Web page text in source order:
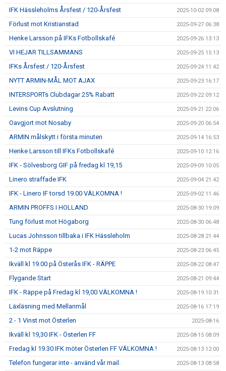
IFK Hässleholms Årsfest / 120-Årsfest 2025-10-02 09:08
Förlust mot Kristianstad 2025-09-27 06:38
Henke Larsson på IFKs Fotbollskafé 2025-09-26 13:13
VI HEJAR TILLSAMMANS 2025-09-25 15:13
IFKs Årsfest / 120-Årsfest 2025-09-24 11:42
NYTT ARMIN-MÅL MOT AJAX 2025-09-23 16:17
INTERSPORTs Clubdagar 25% Rabatt 2025-09-22 09:12
Levins Cup Avslutning 2025-09-21 22:06
Oavgjort mot Nosaby 2025-09-20 06:54
ARMIN målskytt i första minuten 2025-09-14 16:53
Henke Larsson till IFKs Fotbollskafé 2025-09-10 12:16
IFK - Sölvesborg GIF på fredag kl 19,15 2025-09-09 10:05
Linero straffade IFK 2025-09-04 21:42
IFK - Linero IF torsd 19.00 VÄLKOMNA ! 2025-09-02 11:46
ARMIN PROFFS I HOLLAND 2025-08-30 19:09
Tung förlust mot Högaborg 2025-08-30 06:48
Lucas Johnsson tillbaka i IFK Hässleholm 2025-08-28 21:44
1-2 mot Räppe 2025-08-23 06:45
Ikväll kl 19.00 på Österås IFK - RÄPPE 2025-08-22 08:47
Flygande Start 2025-08-21 09:44
IFK - Räppe på Fredag kl 19,00 VÄLKOMNA ! 2025-08-19 10:31
Läxläsning med Mellanmål 2025-08-16 17:19
2 - 1 Vinst mot Österlen 2025-08-16
Ikväll kl 19,30 IFK - Österlen FF 2025-08-15 08:09
Fredag kl 19.30 IFK möter Österlen FF VÄLKOMNA ! 2025-08-13 12:00
Telefon fungerar inte - använd vår mail. 2025-08-13 08:58